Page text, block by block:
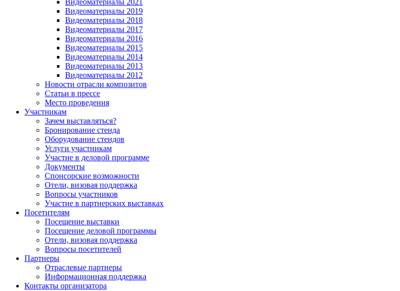
Видеоматериалы 2021
Видеоматериалы 2019
Видеоматериалы 2018
Видеоматериалы 2017
Видеоматериалы 2016
Видеоматериалы 2015
Видеоматериалы 2014
Видеоматериалы 2013
Видеоматериалы 2012
Новости отрасли композитов
Статьи в прессе
Место проведения
Участникам
Зачем выставляться?
Бронирование стенда
Оборудование стендов
Услуги участникам
Участие в деловой программе
Документы
Спонсорские возможности
Отели, визовая поддержка
Вопросы участников
Участие в партнерских выставках
Посетителям
Посещение выставки
Посещение деловой программы
Отели, визовая поддержка
Вопросы посетителей
Партнеры
Отраслевые партнеры
Информационная поддержка
Контакты организатора